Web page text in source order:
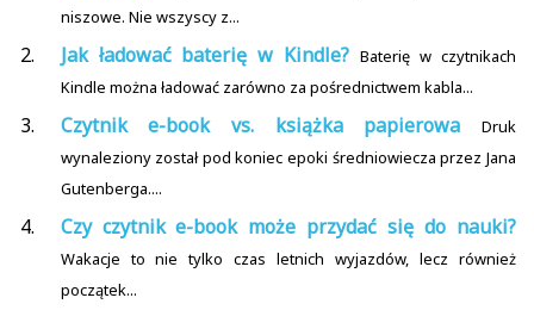
niszowe. Nie wszyscy z...
Jak ładować baterię w Kindle? Baterię w czytnikach
Kindle można ładować zarówno za pośrednictwem kabla...
Czytnik e-book vs. książka papierowa
Druk
wynaleziony został pod koniec epoki średniowiecza przez Jana
Gutenberga....
Czy czytnik e-book może przydać się do nauki?
Wakacje to nie tylko czas letnich wyjazdów, lecz również
początek...